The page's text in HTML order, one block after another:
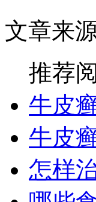
文章来
推荐
牛皮
牛皮
怎样